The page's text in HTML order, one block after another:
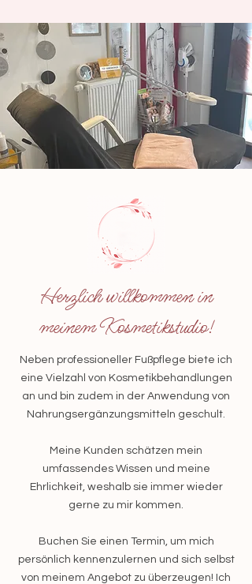
Herzlich willkommen in
meinem Kosmetikstudio!
Neben professioneller Fußpflege biete ich
eine Vielzahl von Kosmetikbehandlungen
an und bin zudem in der Anwendung von
Nahrungsergänzungsmitteln geschult.
Meine Kunden schätzen mein
umfassendes Wissen und meine
Ehrlichkeit, weshalb sie immer wieder
gerne zu mir kommen.
Buchen Sie einen Termin, um mich
persönlich kennenzulernen und sich selbst
von meinem Angebot zu überzeugen! Ich